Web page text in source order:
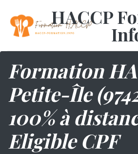
HACCP
Formation
Petite-Île
100% à
Eligible CPF